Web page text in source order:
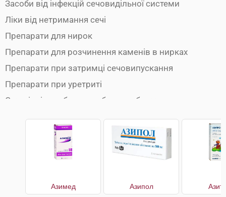
Засоби від інфекцій сечовидільної системи
Ліки від нетримання сечі
Препарати для нирок
Препарати для розчинення каменів в нирках
Препарати при затримці сечовипускання
Препарати при уретриті
Сечогінні засоби при набряках обличчя
Сечогінні препарати
Сечогінні препарати при набряках ніг
Урологічні препарати
Азимед Азипол